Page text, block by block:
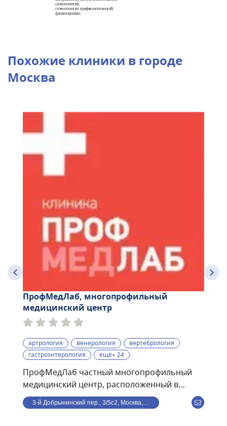
Похожие клиники в городе
Москва
ПрофМедЛаб, многопрофильный
медицинский центр
артрология венерология
вертебрология
гастроэнтерология
ещё+ 24
ПрофМедЛаб частный многопрофильный
медицинский центр, расположенный в
центре Москвы, в 8 минутах ходьбы от ст. м.
Улица 1905 года. В клинике ведут прием по
3-й Добрынинский пер., 3/5с2, Москва, Россия